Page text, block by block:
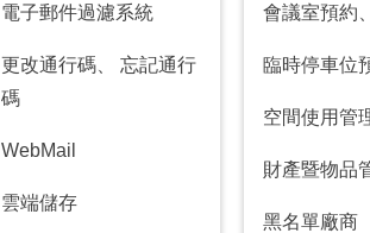
電子郵件過濾系統
更改通行碼 、忘記通行
碼
WebMail
雲端儲存
會議室預約
臨時停車位
空間使用管
財產暨物品
黑名單廠商